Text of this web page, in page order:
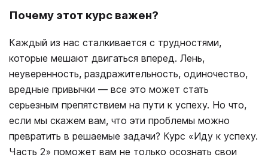
Почему этот курс важен?
Каждый из нас сталкивается с трудностями,
которые мешают двигаться вперед. Лень,
неуверенность, раздражительность, одиночество,
вредные привычки — все это может стать
серьезным препятствием на пути к успеху. Но что,
если мы скажем вам, что эти проблемы можно
превратить в решаемые задачи? Курс «Иду к успеху.
Часть 2» поможет вам не только осознать свои